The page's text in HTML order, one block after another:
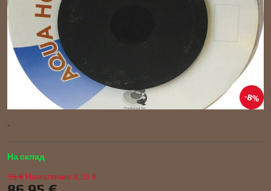
8%
-
На склад
95 € Намаление 8,05 €